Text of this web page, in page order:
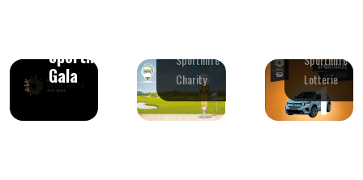
Sporthilfe
Gala
Sporthilfe Golf
Charity
Sporthilfe-
Lotterie